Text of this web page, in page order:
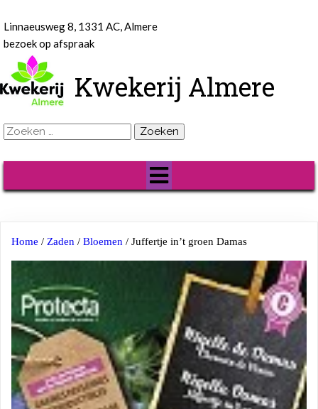
Linnaeusweg 8, 1331 AC, Almere
bezoek op afspraak
Kwekerij Almere
Zoeken
Home / Zaden / Bloemen / Juffertje in’t groen Damas